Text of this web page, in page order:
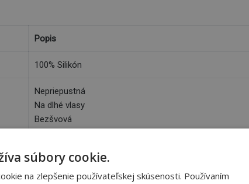
Popis
100% Silikón
Nepriepustná
Na dlhé vlasy
Bezšvová
Biela
súbory cookie.
na zlepšenie používateľskej skúsenosti. Používaním